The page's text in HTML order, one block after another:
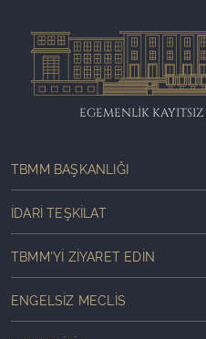
EGEMENLİK
TBMM BAŞKANLIĞI
İDARI TEŞKILAT
TBMM'YI ZIYARET EDIN
ENGELSIZ MECLIS